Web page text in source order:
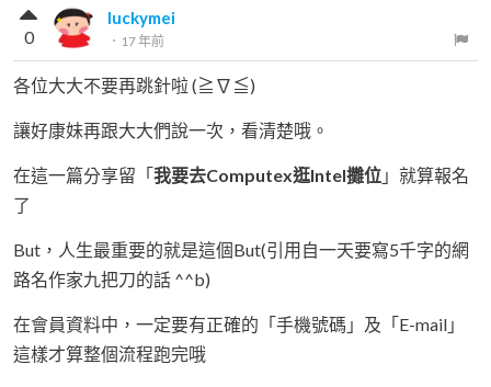
luckymei
． 17 年前
0
各位大大不要再跳針啦 (≧∇≦)
讓好康妹再跟大大們說一次，看清楚哦。
在這一篇分享留「我要去Computex逛Intel攤位 」就算報名
了
But，人生最重要的就是這個But(引用自一天要寫5千字的網
路名作家九把刀的話 ^^b)
在會員資料中，一定要有正確的「手機號碼」及「E-mail」
這樣才算整個流程跑完哦